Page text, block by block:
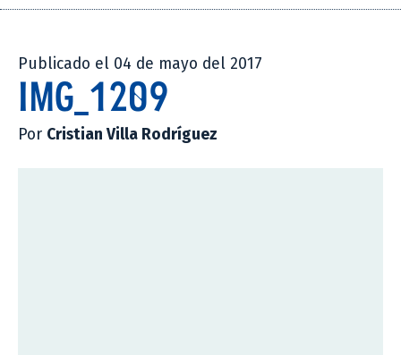
Publicado el 04 de mayo del 2017
IMG_1209
Por Cristian Villa Rodríguez